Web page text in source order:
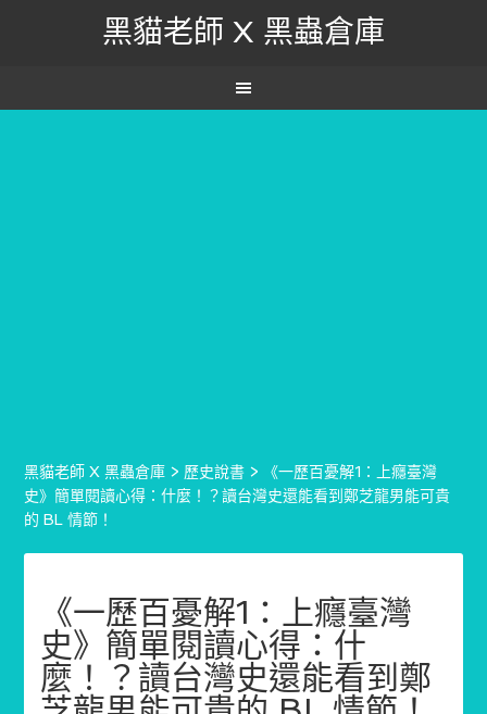
黑貓老師 X 黑蟲倉庫
黑貓老師 X 黑蟲倉庫 > 歷史說書 >
《一歷百憂解1：上癮臺灣
史》簡單閱讀心得：什麼！？讀台灣史還能看到鄭芝龍男能可貴
的 BL 情節！
《一歷百憂解1：上癮臺灣
史》簡單閱讀心得：什
麼！？讀台灣史還能看到鄭